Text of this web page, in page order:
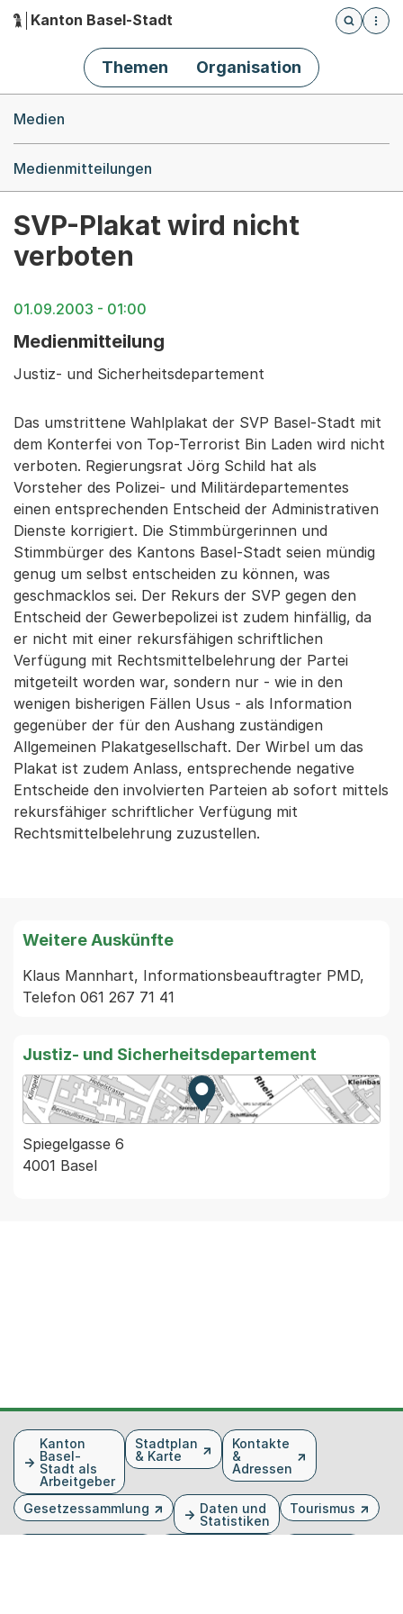
Hauptnavigation
Kanton Basel-Stadt
Öffnet
Themen Organisation
Medien
Medienmitteilungen
SVP-Plakat wird nicht
verboten
01.09.2003 - 01:00
Medienmitteilung
Justiz- und Sicherheitsdepartement
Das umstrittene Wahlplakat der SVP Basel-Stadt mit
dem Konterfei von Top-Terrorist Bin Laden wird nicht
verboten. Regierungsrat Jörg Schild hat als
Vorsteher des Polizei- und Militärdepartementes
einen entsprechenden Entscheid der Administrativen
Dienste korrigiert. Die Stimmbürgerinnen und
Stimmbürger des Kantons Basel-Stadt seien mündig
genug um selbst entscheiden zu können, was
geschmacklos sei. Der Rekurs der SVP gegen den
Entscheid der Gewerbepolizei ist zudem hinfällig, da
er nicht mit einer rekursfähigen schriftlichen
Verfügung mit Rechtsmittelbelehrung der Partei
mitgeteilt worden war, sondern nur - wie in den
wenigen bisherigen Fällen Usus - als Information
gegenüber der für den Aushang zuständigen
Allgemeinen Plakatgesellschaft. Der Wirbel um das
Plakat ist zudem Anlass, entsprechende negative
Entscheide den involvierten Parteien ab sofort mittels
rekursfähiger schriftlicher Verfügung mit
Rechtsmittelbelehrung zuzustellen.
Weitere Auskünfte
Klaus Mannhart, Informationsbeauftragter PMD,
Telefon 061 267 71 41
Justiz- und Sicherheitsdepartement
Zur Karte von MapBS.
Externer Link, wird in einem
Spiegelgasse 6
4001 Basel
FusszeileKanton
Basel-
Stadt als
Arbeitgeber
Stadtplan
& Karte
Kontakte
&
Adressen
Gesetzessammlung
Daten und
Statistiken
Tourismus